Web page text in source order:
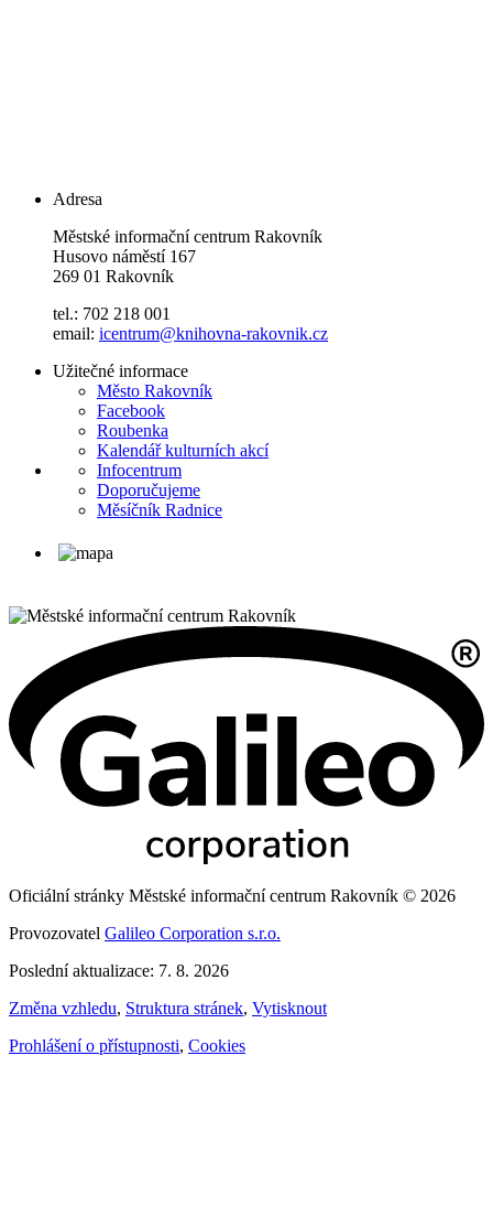
Adresa
Městské informační centrum Rakovník
Husovo náměstí 167
269 01 Rakovník
tel.: 702 218 001
email: icentrum@knihovna-rakovnik.cz
Užitečné informace
Město Rakovník
Facebook
Roubenka
Kalendář kulturních akcí
Infocentrum
Doporučujeme
Měsíčník Radnice
Oficiální stránky Městské informační centrum Rakovník © 2026
Provozovatel Galileo Corporation s.r.o.
Poslední aktualizace: 7. 8. 2026
Změna vzhledu, Struktura stránek, Vytisknout
Prohlášení o přístupnosti, Cookies